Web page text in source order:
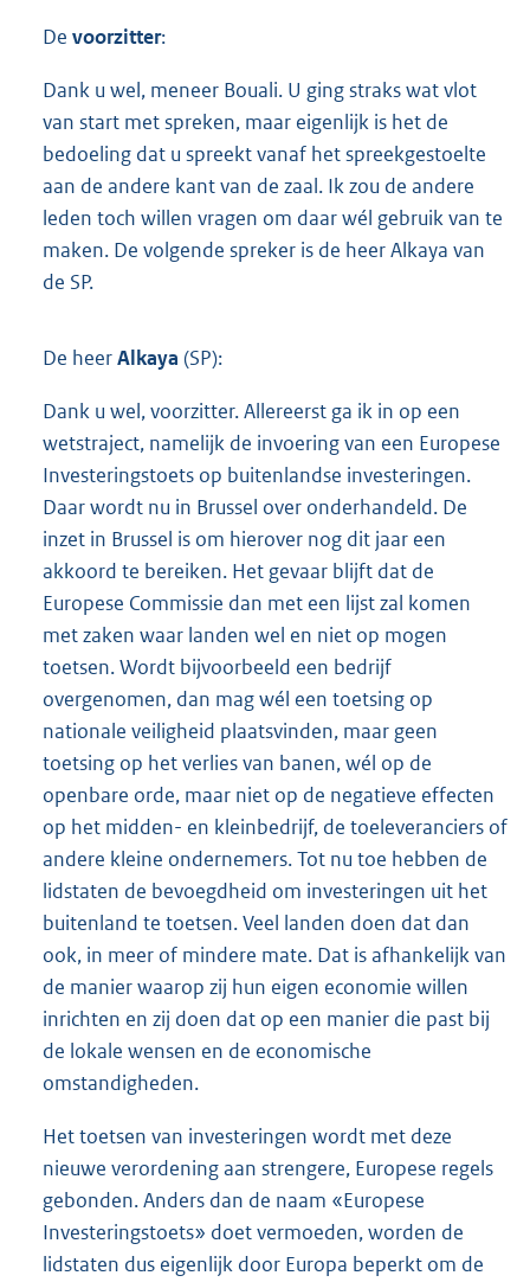
De voorzitter:
Dank u wel, meneer Bouali. U ging straks wat vlot
van start met spreken, maar eigenlijk is het de
bedoeling dat u spreekt vanaf het spreekgestoelte
aan de andere kant van de zaal. Ik zou de andere
leden toch willen vragen om daar wél gebruik van te
maken. De volgende spreker is de heer Alkaya van
de SP.
De heerAlkaya (SP):
Dank u wel, voorzitter. Allereerst ga ik in op een
wetstraject, namelijk de invoering van een Europese
Investeringstoets op buitenlandse investeringen.
Daar wordt nu in Brussel over onderhandeld. De
inzet in Brussel is om hierover nog dit jaar een
akkoord te bereiken. Het gevaar blijft dat de
Europese Commissie dan met een lijst zal komen
met zaken waar landen wel en niet op mogen
toetsen. Wordt bijvoorbeeld een bedrijf
overgenomen, dan mag wél een toetsing op
nationale veiligheid plaatsvinden, maar geen
toetsing op het verlies van banen, wél op de
openbare orde, maar niet op de negatieve effecten
op het midden- en kleinbedrijf, de toeleveranciers of
andere kleine ondernemers. Tot nu toe hebben de
lidstaten de bevoegdheid om investeringen uit het
buitenland te toetsen. Veel landen doen dat dan
ook, in meer of mindere mate. Dat is afhankelijk van
de manier waarop zij hun eigen economie willen
inrichten en zij doen dat op een manier die past bij
de lokale wensen en de economische
omstandigheden.
Het toetsen van investeringen wordt met deze
nieuwe verordening aan strengere, Europese regels
gebonden. Anders dan de naam «Europese
Investeringstoets» doet vermoeden, worden de
lidstaten dus eigenlijk door Europa beperkt om de